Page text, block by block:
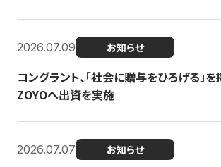
2026.07.09 お知らせ
コングラント、「社会に贈与をひろげる」
ZOYOへ出資を実施
2026.07.07 お知らせ